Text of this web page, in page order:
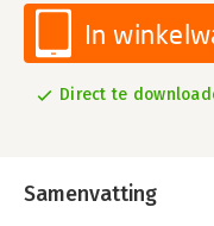
In
Direct te
Samenvatting